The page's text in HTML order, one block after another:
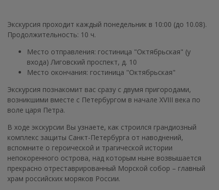
Экскурсия проходит каждый понедельник в 10:00 (до 10.08).
Продолжительность: 10 ч.
Место отправления: гостиница "Октябрьская" (у
входа) Лиговский проспект, д. 10
Место окончания: гостиница "Октябрьская"
Экскурсия познакомит вас сразу с двумя пригородами,
возникшими вместе с Петербургом в начале XVIII века по
воле царя Петра.
В ходе экскурсии Вы узнаете, как строился грандиозный
комплекс защиты Санкт-Петербурга от наводнений,
вспомните о героической и трагической истории
непокоренного острова, над которым ныне возвышается
прекрасно отреставрированный Морской собор – главный
храм российских моряков России.